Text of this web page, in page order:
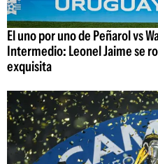
El uno por uno de Peñarol vs
Intermedio: Leonel Jaime se
exquisita